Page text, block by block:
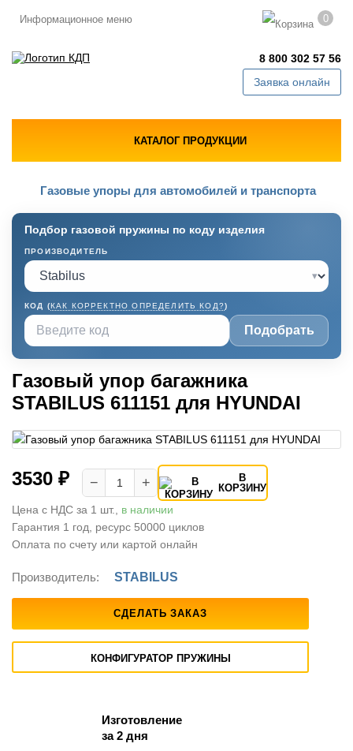
Информационное меню 0
8 800 302 57 56
Заявка онлайн
КАТАЛОГ ПРОДУКЦИИ
Газовые упоры для автомобилей и транспорта
Подбор газовой пружины по коду изделия
ПРОИЗВОДИТЕЛЬ
▾
КОД (КАК КОРРЕКТНО ОПРЕДЕЛИТЬ КОД?)
Подобрать
Газовый упор багажника
STABILUS 611151 для HYUNDAI
3530 ₽ − +
В
КОРЗИНУ
Цена с НДС за 1 шт., в наличии
Гарантия 1 год, ресурс 50000 циклов
Оплата по счету или картой онлайн
Производитель: STABILUS
СДЕЛАТЬ ЗАКАЗ
КОНФИГУРАТОР ПРУЖИНЫ
Изготовление
за 2 дня